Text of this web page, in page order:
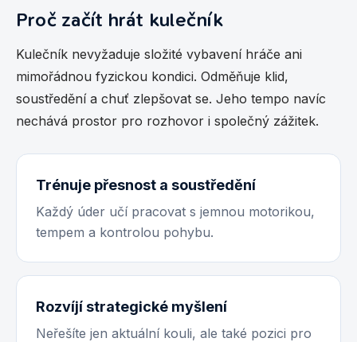
Proč začít hrát kulečník
Kulečník nevyžaduje složité vybavení hráče ani
mimořádnou fyzickou kondici. Odměňuje klid,
soustředění a chuť zlepšovat se. Jeho tempo navíc
nechává prostor pro rozhovor i společný zážitek.
Trénuje přesnost a soustředění
Každý úder učí pracovat s jemnou motorikou,
tempem a kontrolou pohybu.
Rozvíjí strategické myšlení
Neřešíte jen aktuální kouli, ale také pozici pro